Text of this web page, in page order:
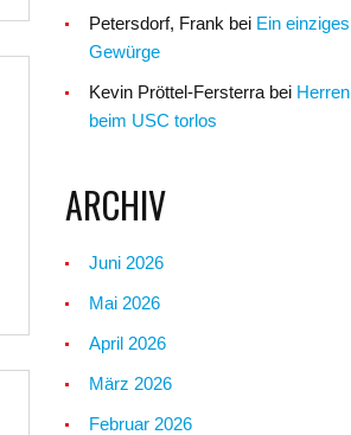
Petersdorf, Frank bei Ein einziges
Gewürge
Kevin Pröttel-Fersterra bei Herren
beim USC torlos
ARCHIV
Juni 2026
Mai 2026
April 2026
März 2026
Februar 2026